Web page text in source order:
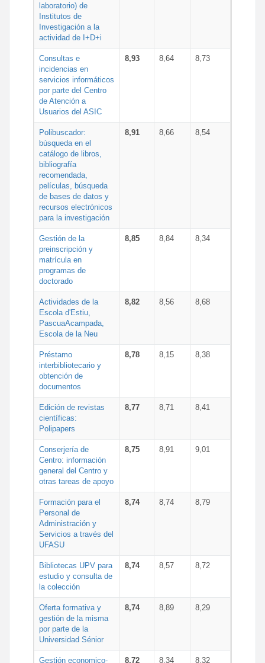
laboratorio) de
Institutos de
Investigación a la
actividad de I+D+i
Consultas e
incidencias en
servicios informáticos
por parte del Centro
de Atención a
Usuarios del ASIC
8,93 8,64 8,73
Polibuscador:
búsqueda en el
catálogo de libros,
bibliografía
recomendada,
películas, búsqueda
de bases de datos y
recursos electrónicos
para la investigación
8,91 8,66 8,54
Gestión de la
preinscripción y
matrícula en
programas de
doctorado
8,85 8,84 8,34
Actividades de la
Escola d'Estiu,
PascuaAcampada,
Escola de la Neu
8,82 8,56 8,68
Préstamo
interbibliotecario y
obtención de
documentos
8,78 8,15 8,38
Edición de revistas
científicas:
Polipapers
8,77 8,71 8,41
Conserjería de
Centro: información
general del Centro y
otras tareas de apoyo
8,75 8,91 9,01
Formación para el
Personal de
Administración y
Servicios a través del
UFASU
8,74 8,74 8,79
Bibliotecas UPV para
estudio y consulta de
la colección
8,74 8,57 8,72
Oferta formativa y
gestión de la misma
por parte de la
Universidad Sénior
8,74 8,89 8,29
Gestión economico- 8,72 8,34 8,32